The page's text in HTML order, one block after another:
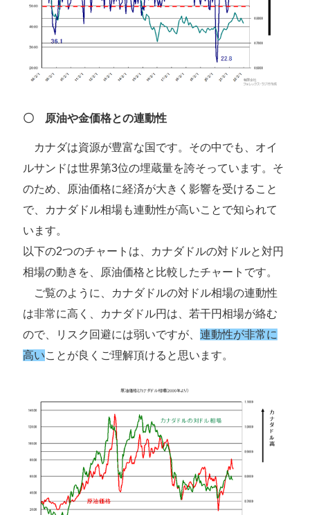
〇 原油や金価格との連動性
カナダは資源が豊富な国です。その中でも、オイ
ルサンドは世界第3位の埋蔵量を誇そっています。そ
のため、原油価格に経済が大きく影響を受けること
で、カナダドル相場も連動性が高いことで知られて
います。
以下の2つのチャートは、カナダドルの対ドルと対円
相場の動きを、原油価格と比較したチャートです。
ご覧のように、カナダドルの対ドル相場の連動性
は非常に高く、カナダドル円は、若干円相場が絡む
ので、リスク回避には弱いですが、 連動性が非常に
高いことが良くご理解頂けると思います。